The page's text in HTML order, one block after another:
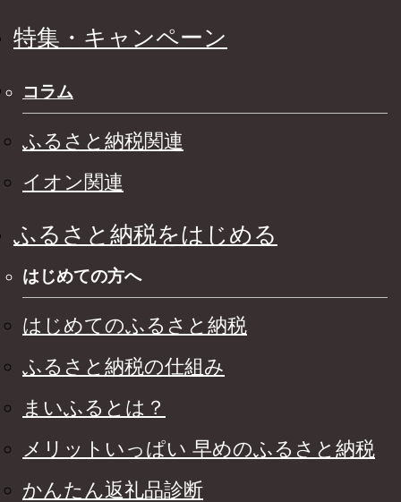
特集・キャンペーン
コラム
ふるさと納税関連
イオン関連
ふるさと納税をはじめる
はじめての方へ
はじめてのふるさと納税
ふるさと納税の仕組み
まいふるとは？
メリットいっぱい 早めのふるさと納税
かんたん返礼品診断